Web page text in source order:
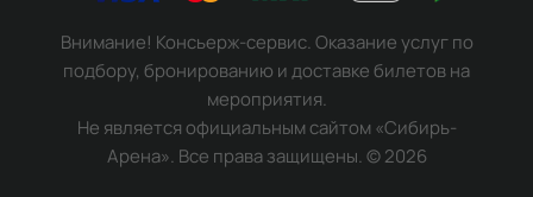
Внимание! Консьерж-сервис. Оказание услуг по
подбору, бронированию и доставке билетов на
мероприятия.
Не является официальным сайтом «Сибирь-
Арена». Все права защищены.©2026